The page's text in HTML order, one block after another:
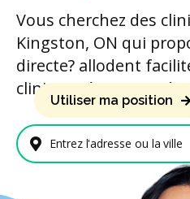
Vous cherchez des
Kingston, ON qui
directe? allodent
cliniques à proximité.
Entrez l'adresse ou la ville
Utiliser ma position